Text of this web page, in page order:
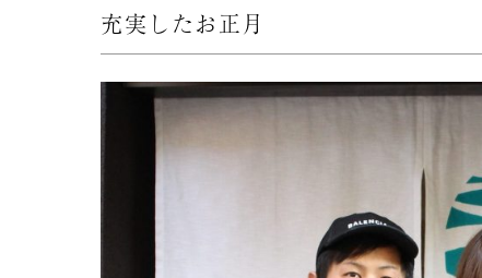
充実したお正月